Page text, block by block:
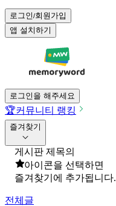
로그인/회원가입
앱 설치하기
로그인을 해주세요
🏆커뮤니티 랭킹
즐겨찾기
게시판 제목의
아이콘을 선택하면
즐겨찾기에 추가됩니다.
전체글